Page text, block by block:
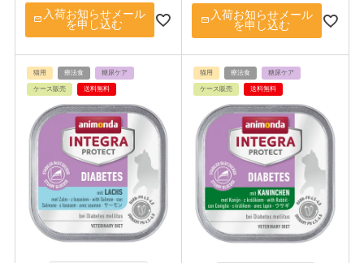
入荷お知らせメール
を申し込む
入荷お知らせメール
を申し込む
猫用 療法食 糖尿ケア
ケース販売 送料無料
猫用 療法食 糖尿ケア
ケース販売 送料無料